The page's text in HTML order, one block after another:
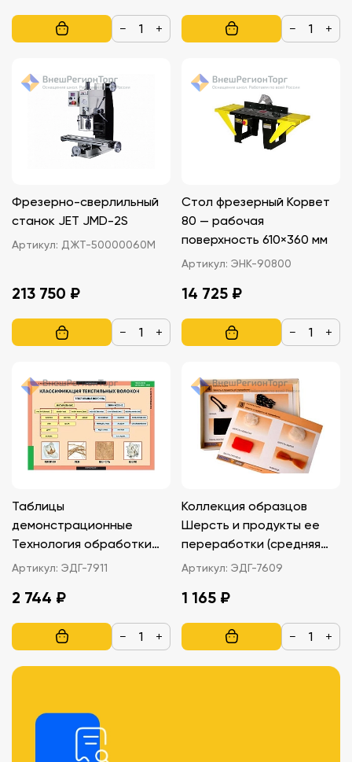
− + − +
Фрезерно-сверлильный
станок JET JMD-2S
Артикул: ДЖТ-50000060M
213 750 ₽
− +
Стол фрезерный Корвет
80 — рабочая
поверхность 610×360 мм
Артикул: ЭНК-90800
14 725 ₽
− +
Таблицы
демонстрационные
Технология обработки
ткани.
Артикул: ЭДГ-7911
2 744 ₽
− +
Коллекция образцов
Шерсть и продукты ее
переработки (средняя
школа)
Артикул: ЭДГ-7609
1 165 ₽
− +